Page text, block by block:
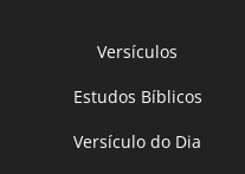
Versículos
Estudos Bíblicos
Versículo do Dia